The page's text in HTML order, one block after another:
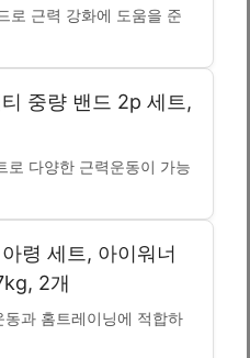
로 근력 강화에 도움을 준
중량 밴드 2p 세트,
로 다양한 근력운동이 가능
령 세트, 아이워너
2개
과 홈트레이닝에 적합하